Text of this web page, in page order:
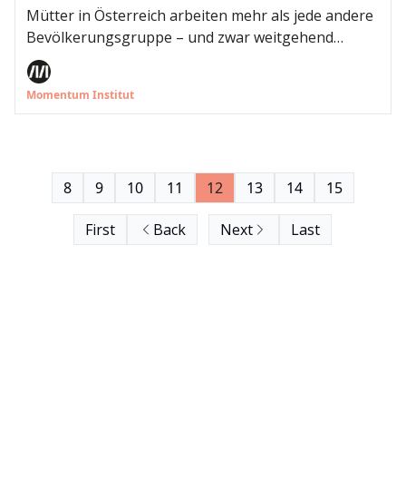
Mütter in Österreich arbeiten mehr als jede andere
Bevölkerungsgruppe – und zwar weitgehend
unsichtbar. Sie erledigen mehr unbezahlte
Hausarbeit als alle anderen, haben am wenigsten
Freizeit und stemmen die Hauptlast der Care-Arbeit.
Momentum Institut
First Back
8 9 10 11 12 13 14 15
Next Last